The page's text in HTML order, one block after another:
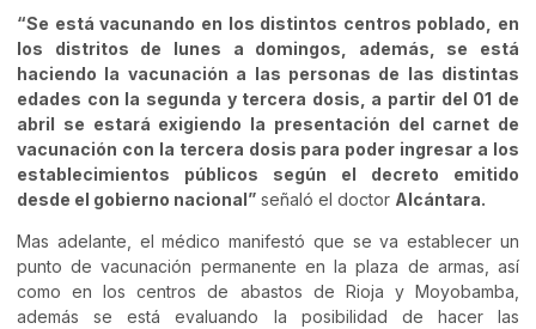
“Se está vacunando en los distintos centros poblado, en
los distritos de lunes a domingos, además, se está
haciendo la vacunación a las personas de las distintas
edades con la segunda y tercera dosis, a partir del 01 de
abril se estará exigiendo la presentación del carnet de
vacunación con la tercera dosis para poder ingresar a los
establecimientos públicos según el decreto emitido
desde el gobierno nacional” señaló el doctor Alcántara.
Mas adelante, el médico manifestó que se va establecer un
punto de vacunación permanente en la plaza de armas, así
como en los centros de abastos de Rioja y Moyobamba,
además se está evaluando la posibilidad de hacer las